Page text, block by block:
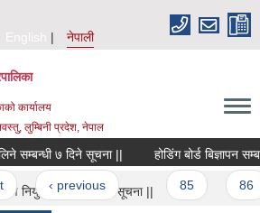
English
नेपाली
कार्यालय
लुम्बिनी प्रदेश, नेपाल
सम्बन्धी ७ दिने सूचना || होडिंग बोर्ड बिज्ञापन
‹ previous …
नियुक्ति पत्र सम्बन्धी सूचना ||